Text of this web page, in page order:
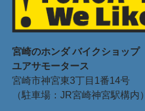
宮崎のホンダバイクショップ
ユアサモータース
宮崎市神宮東3丁目1番14号
（駐車場：JR宮崎神宮駅構内）